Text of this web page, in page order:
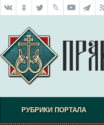
РУБРИКИ ПОРТАЛА